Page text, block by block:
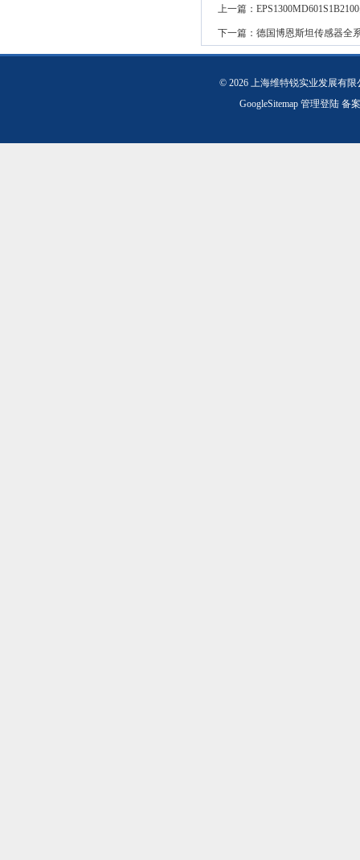
上一篇：
下一篇： 德国博恩斯坦传感器全
© 2026 上海维特锐实业发展有
GoogleSitemap 管理登陆 备